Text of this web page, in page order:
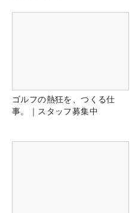
ゴルフの熱狂を、つくる仕
事。｜スタッフ募集中